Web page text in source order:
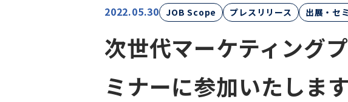
2022.05.30 JOB Scope プレスリリース 出展・セ
次世代マーケティング
ミナーに参加いたします